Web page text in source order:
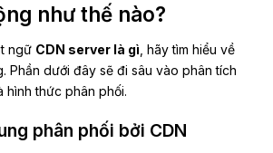
như thế nào?
ngữ CDN server là gì , hãy tìm hiểu về
Phần dưới đây sẽ đi sâu vào phân tích
hình thức phân phối.
phân phối bởi CDN